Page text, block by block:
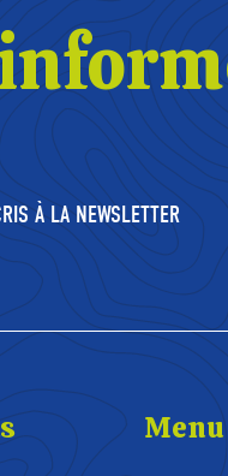
À LA NEWSLETTER
Menu